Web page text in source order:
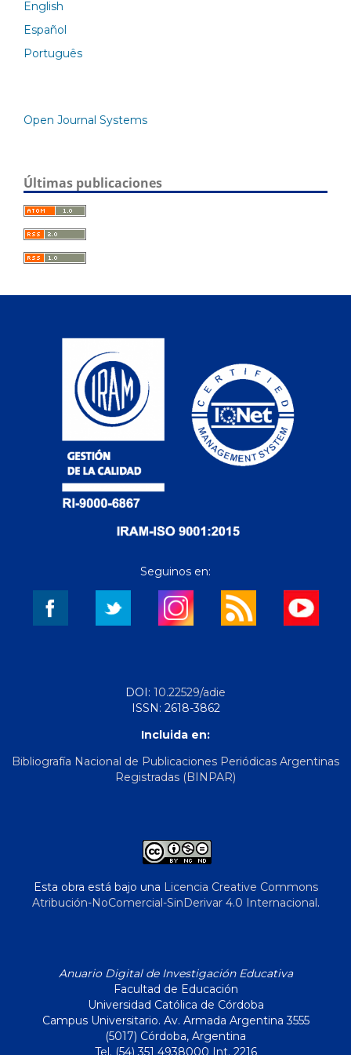
English
Español
Português
Open Journal Systems
Últimas publicaciones
Seguinos en:
DOI: 10.22529/adie
ISSN: 2618-3862
Incluida en:
Bibliografía Nacional de Publicaciones Periódicas Argentinas
Registradas (BINPAR)
Esta obra está bajo una Licencia Creative Commons
Atribución-NoComercial-SinDerivar 4.0 Internacional.
Anuario Digital de Investigación Educativa
Facultad de Educación
Universidad Católica de Córdoba
Campus Universitario. Av. Armada Argentina 3555
(5017) Córdoba, Argentina
Tel. (54) 351 4938000 Int. 2216